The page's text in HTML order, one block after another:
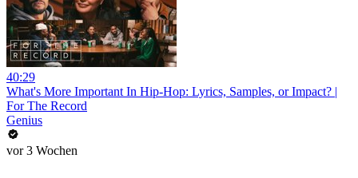
40:29
What's More Important In Hip-Hop: Lyrics, Samples, or Impact? |
For The Record
Genius
vor 3 Wochen